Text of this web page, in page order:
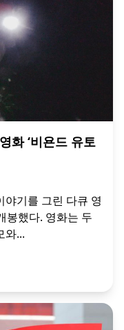
화 ‘비욘드 유토
야기를 그린 다큐 영
봉했다. 영화는 두
와...